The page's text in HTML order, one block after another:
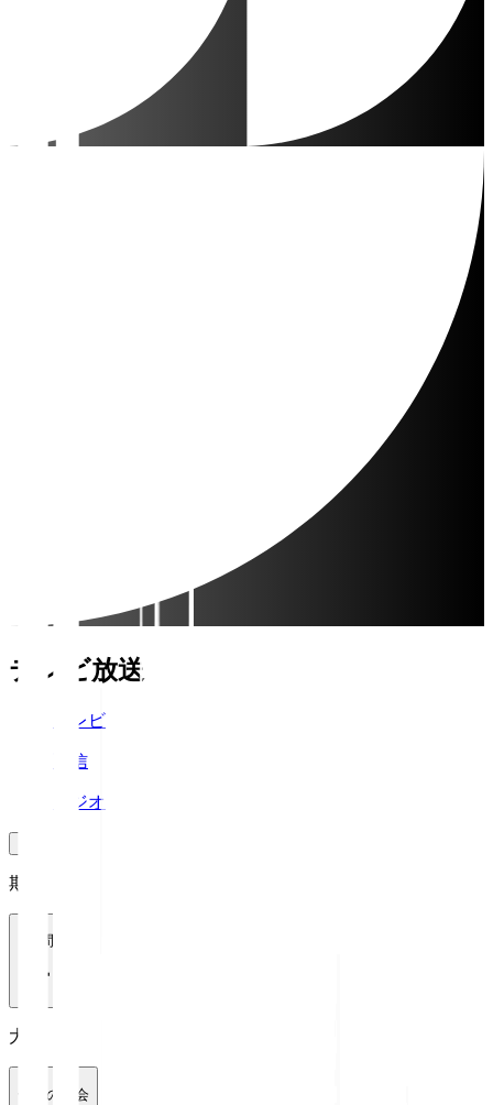
テレビ放送
テレビ
配信
ラジオ
期間
1週間
大会
全ての大会